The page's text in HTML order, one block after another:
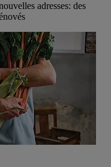
adresses: des